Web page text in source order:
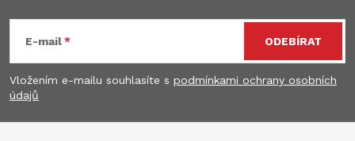
p
a
E-mail
Vložením e-mailu souhlasíte s podmínkami ochrany osobních
údajů
ODEBÍRAT